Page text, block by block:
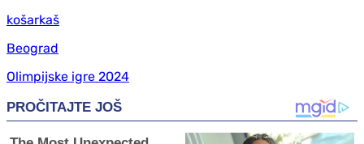
košarkaš
Beograd
Olimpijske igre 2024